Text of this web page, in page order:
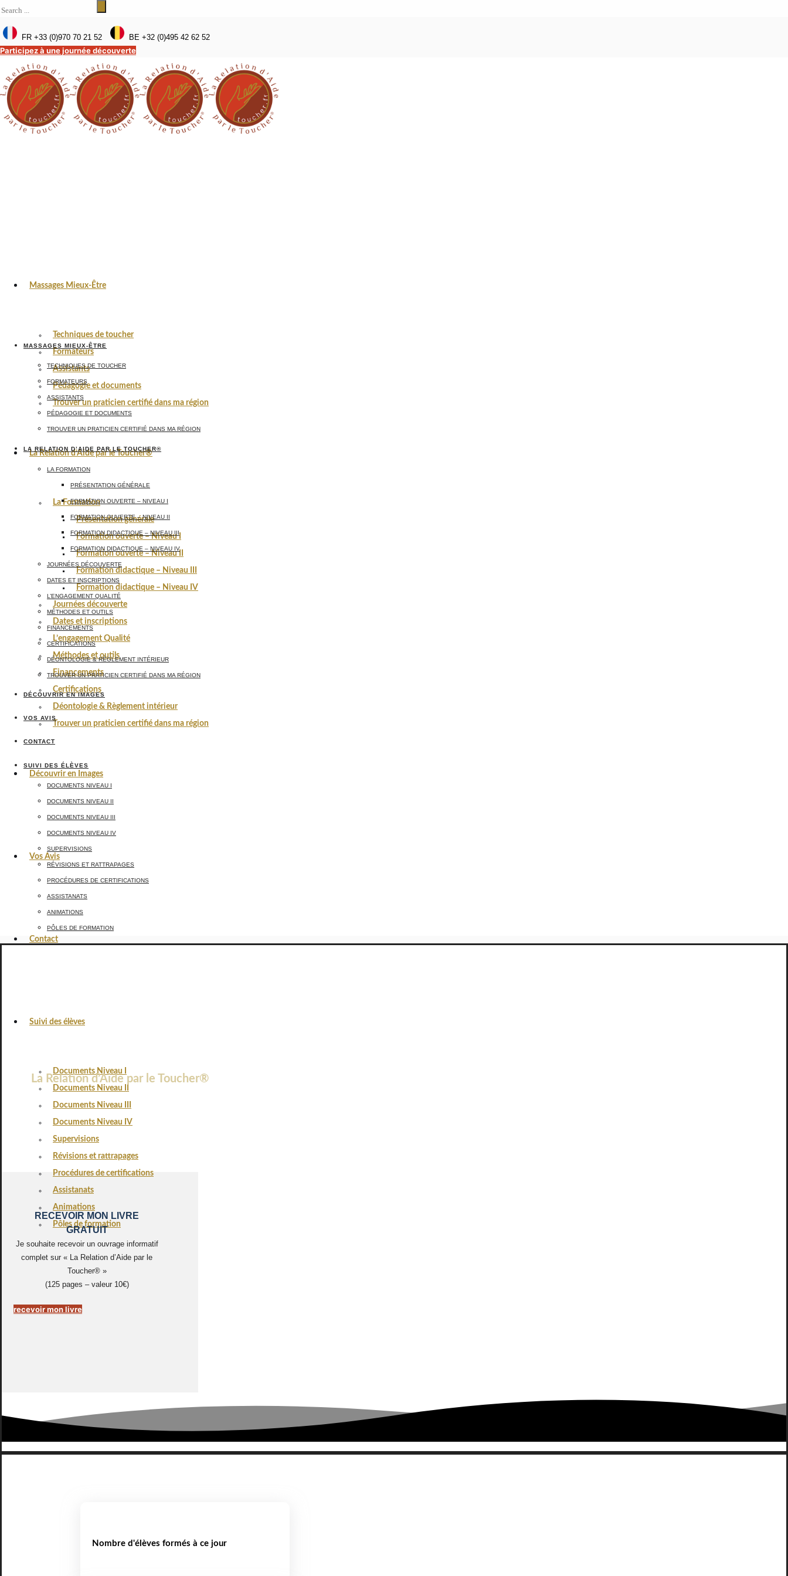
FR +33 (0)970 70 21 52 BE +32 (0)495 42 62 52
Participez à une journée découverte
Massages Mieux-Être
Techniques de toucher
Formateurs
Assistants
Pédagogie et documents
Trouver un praticien certifié dans ma région
La Relation d’Aide par le Toucher®
La Formation
Présentation générale
Formation ouverte – Niveau I
Formation ouverte – Niveau II
Formation didactique – Niveau III
Formation didactique – Niveau IV
Journées découverte
Dates et inscriptions
L’engagement Qualité
Méthodes et outils
Financements
Certifications
Déontologie & Règlement intérieur
Trouver un praticien certifié dans ma région
Découvrir en Images
Vos Avis
Contact
Suivi des élèves
Documents Niveau I
Documents Niveau II
Documents Niveau III
Documents Niveau IV
Supervisions
Révisions et rattrapages
Procédures de certifications
Assistanats
Animations
Pôles de formation
MASSAGES MIEUX-ÊTRE
TECHNIQUES DE TOUCHER
FORMATEURS
ASSISTANTS
PÉDAGOGIE ET DOCUMENTS
TROUVER UN PRATICIEN CERTIFIÉ DANS MA RÉGION
LA RELATION D’AIDE PAR LE TOUCHER®
LA FORMATION
PRÉSENTATION GÉNÉRALE
FORMATION OUVERTE – NIVEAU I
FORMATION OUVERTE – NIVEAU II
FORMATION DIDACTIQUE – NIVEAU III
FORMATION DIDACTIQUE – NIVEAU IV
JOURNÉES DÉCOUVERTE
DATES ET INSCRIPTIONS
L’ENGAGEMENT QUALITÉ
MÉTHODES ET OUTILS
FINANCEMENTS
CERTIFICATIONS
DÉONTOLOGIE & RÈGLEMENT INTÉRIEUR
TROUVER UN PRATICIEN CERTIFIÉ DANS MA RÉGION
DÉCOUVRIR EN IMAGES
VOS AVIS
CONTACT
SUIVI DES ÉLÈVES
DOCUMENTS NIVEAU I
DOCUMENTS NIVEAU II
DOCUMENTS NIVEAU III
DOCUMENTS NIVEAU IV
SUPERVISIONS
RÉVISIONS ET RATTRAPAGES
PROCÉDURES DE CERTIFICATIONS
ASSISTANATS
ANIMATIONS
PÔLES DE FORMATION
La Relation d’Aide par le Toucher®
RECEVOIR MON LIVRE
GRATUIT
Je souhaite recevoir un ouvrage informatif
complet sur « La Relation d’Aide par le
Toucher® »
(125 pages – valeur 10€)
recevoir mon livre
Nombre d'élèves formés à ce jour